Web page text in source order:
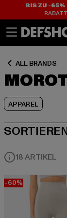
BIS ZU -65%
ALL BRANDS
APPAREL
18 ARTIKEL
-60%